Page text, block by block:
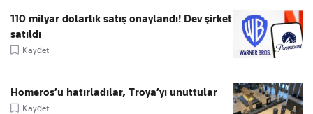
110 milyar dolarlık satış onaylandı! Dev şirket
satıldı
Kaydet
Homeros’u hatırladılar, Troya’yı unuttular
Kaydet